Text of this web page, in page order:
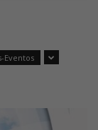
Eventos